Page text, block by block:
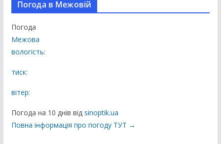
б
л
і
к
ц
Погода в Межовій
Погода
Межова
вологість:
тиск:
вітер:
Погода на 10 днів від sinoptik.ua
Повна інформація про погоду ТУТ →